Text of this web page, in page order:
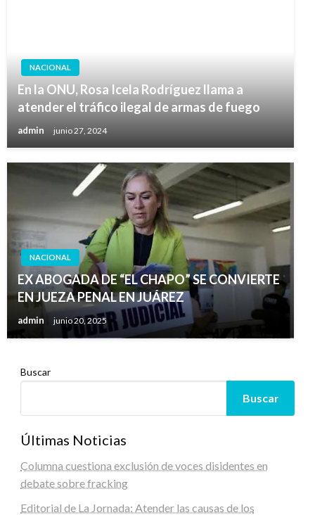
NACIONAL
En la ONU, Rosa Icela Rodríguez llama a
atender el tráfico ilegal de armas de fuego
admin junio 27, 2024
NACIONAL
EX ABOGADA DE “EL CHAPO” SE CONVIERTE
EN JUEZA PENAL EN JUÁREZ
admin junio 20, 2025
Buscar
Buscar
Últimas Noticias
Columna cuestiona exclusión de voces disidentes en
debate sobre fracking
Editorial de La Jornada: Atender las causas de los